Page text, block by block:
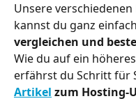
Unsere verschiedenen
kannst du ganz
vergleichen und
Wie du auf ein
erfährst du Schritt für
Artikel zum Hosting-